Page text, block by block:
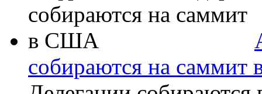
собираются на